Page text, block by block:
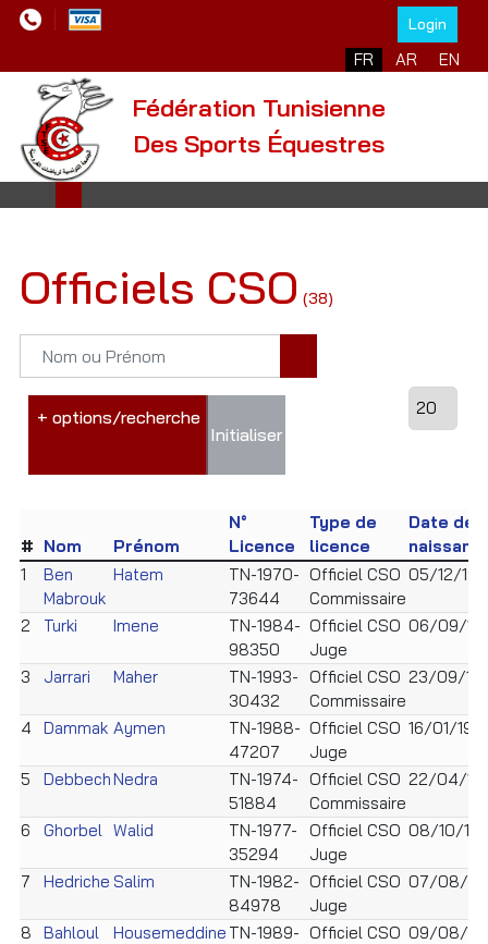
Login
FR AR EN
Fédération Tunisienne
Des Sports Équestres
Officiels CSO (38)
+ options/recherche
Initialiser
# Nom Prénom
N°
Licence
Type de
licence
Date de
1
Ben
Mabrouk
Hatem
TN-1970-
73644
Officiel CSO
Commissaire
05/12/
2 Turki Imene
TN-1984-
98350
Officiel CSO
Juge
06/09/
3 Jarrari Maher
TN-1993-
30432
Officiel CSO
Commissaire
23/09/
4 Dammak Aymen
TN-1988-
47207
Officiel CSO
Juge
16/01/
5 DebbechNedra
TN-1974-
51884
Officiel CSO
Commissaire
22/04/
6 Ghorbel Walid
TN-1977-
35294
Officiel CSO
Juge
08/10/
7 Hedriche Salim
TN-1982-
84978
Officiel CSO
Juge
07/08/
8 Bahloul Housemeddine TN-1989- Officiel CSO 09/08/